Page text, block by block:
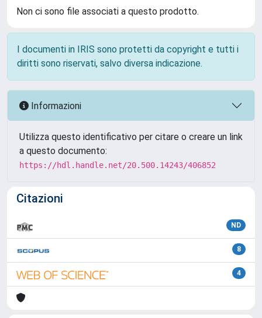
Non ci sono file associati a questo prodotto.
I documenti in IRIS sono protetti da copyright e tutti i
diritti sono riservati, salvo diversa indicazione.
Informazioni
Utilizza questo identificativo per citare o creare un link
a questo documento:
https://hdl.handle.net/20.500.14243/406852
Citazioni
ND
8
4